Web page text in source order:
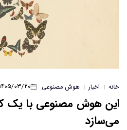
خانه | اخبار | هوش مصنوعی ۱۴۰۵/۰۳/۲۰
این هوش مصنوعی با یک
می‌سازد